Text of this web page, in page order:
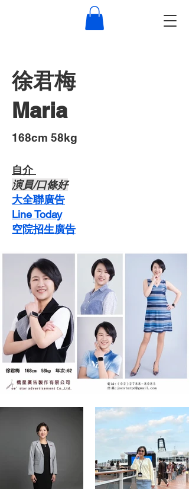
徐君梅
Maria
​168cm 58kg
自介 ​
​演員/口條好
​大全聯廣告
Line Today
空院招生廣告